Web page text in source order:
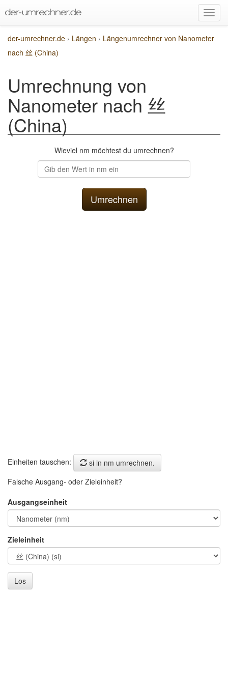
der-umrechner.de › Längen › Längenumrechner von Nanometer
nach 丝 (China)
Umrechnung von
Nanometer nach 丝
(China)
Wieviel nm möchtest du umrechnen?
Einheiten tauschen:
si in nm umrechnen.
Falsche Ausgang- oder Zieleinheit?
Ausgangseinheit
Zieleinheit
Los